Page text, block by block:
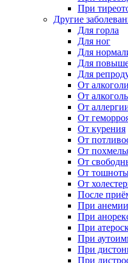
При
Другие
Для горла
Для ног
Для
Для
Для
От
От
От
От
От курения
От
От
От
От
От
После
При анемии
При
При
При
При
При